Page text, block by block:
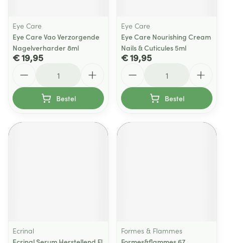
Eye Care
Eye Care Vao Verzorgende
Nagelverharder 8ml
€ 19,95
Bestel
Eye Care
Eye Care Nourishing Cream
Nails & Cuticules 5ml
€ 19,95
Bestel
Ecrinal
Formes & Flammes